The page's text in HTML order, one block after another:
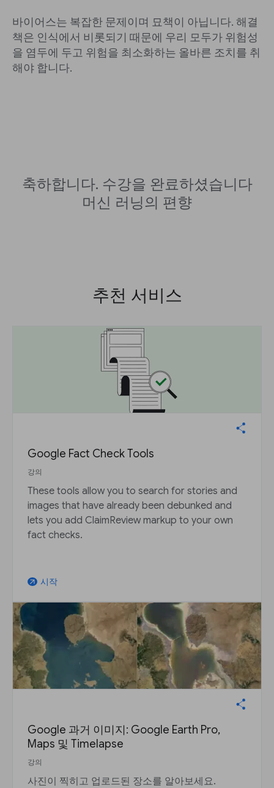
바이어스는 복잡한 문제이며 묘책이 아닙니다. 해결
책은 인식에서 비롯되기 때문에 우리 모두가 위험성
을 염두에 두고 위험을 최소화하는 올바른 조치를 취
해야 합니다.
축하합니다. 수강을 완료하셨습니다
머신 러닝의 편향
추천 서비스
Google Fact Check Tools
강의
These tools allow you to search for stories and
images that have already been debunked and
lets you add ClaimReview markup to your own
fact checks.
arrow_outward 시작
Google 과거 이미지: Google Earth Pro,
Maps 및 Timelapse
강의
사진이 찍히고 업로드된 장소를 알아보세요.